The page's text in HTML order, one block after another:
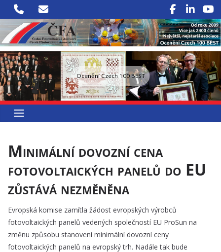
Přeskočit
na
obsah
Ocenění Czech 100 BEST
Minimální dovozní cena
fotovoltaických panelů do EU
zůstává nezměněna
Evropská komise zamítla žádost evropských výrobců
fotovoltaických panelů vedených společností EU ProSun na
změnu způsobu stanovení minimální dovozní ceny
fotovoltaických panelů na evropský trh. Nadále tak bude